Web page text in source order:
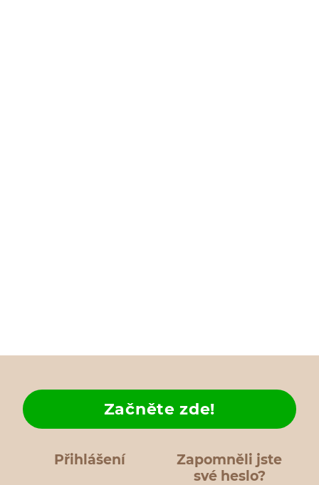
Přihlášení
Zapomněli jste
své heslo?
Začněte zde!